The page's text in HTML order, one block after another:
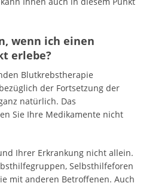
wenn ich einen
erlebe?
Blutkrebstherapie
der Fortsetzung der
natürlich. Das
Sie Ihre Medikamente nicht
Ihrer Erkrankung nicht allein.
Selbsthilfeforen
mit anderen Betroffenen. Auch